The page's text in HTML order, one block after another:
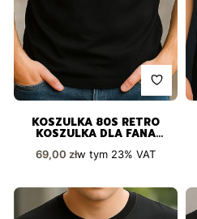
KOSZULKA 80S RETRO
KOSZULKA DLA FANA
OSIEMDZIESIĄTYCH
Cena brutto
69,00 złw tym 23%VAT